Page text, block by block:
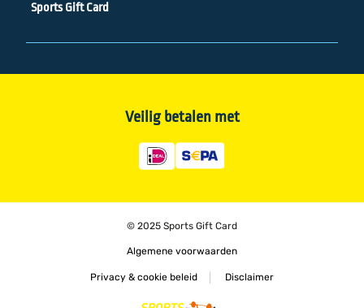
Sports Gift Card
Veilig betalen met
© 2025 Sports Gift Card
Algemene voorwaarden
Privacy & cookie beleid Disclaimer